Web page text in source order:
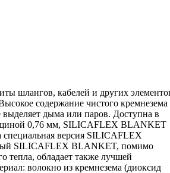
шлангов, кабелей и других
содержание чистого кремнезема
выделяет дыма или паров. Доступна в
0,76 мм, SILICAFLEX BLANKET
версия SILICAFLEX
SILICAFLEX BLANKET, помимо
тепла, обладает также лучшей
волокно из кремнезема (диоксид